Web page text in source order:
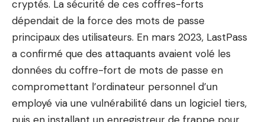
cryptés. La sécurité de ces coffres-forts
dépendait de la force des mots de passe
principaux des utilisateurs. En mars 2023, LastPass
a confirmé que des attaquants avaient volé les
données du coffre-fort de mots de passe en
compromettant l’ordinateur personnel d’un
employé via une vulnérabilité dans un logiciel tiers,